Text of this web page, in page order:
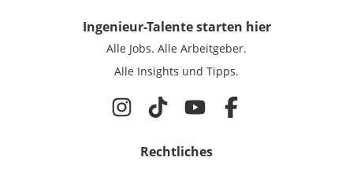
Ingenieur-Talentestarten hier
Alle Jobs. Alle Arbeitgeber.
Alle Insights und Tipps.
Rechtliches